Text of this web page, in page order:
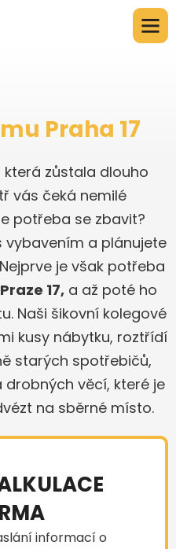
Praha 17
zůstala dlouho
vás čeká nemilé
potřeba se zbavit?
vybavením a plánujete
je však potřeba
17,a až poté ho
Naši šikovní kolegové
kusy nábytku, roztřídí
starých spotřebičů,
věcí, které je
na sběrné místo.
informací o